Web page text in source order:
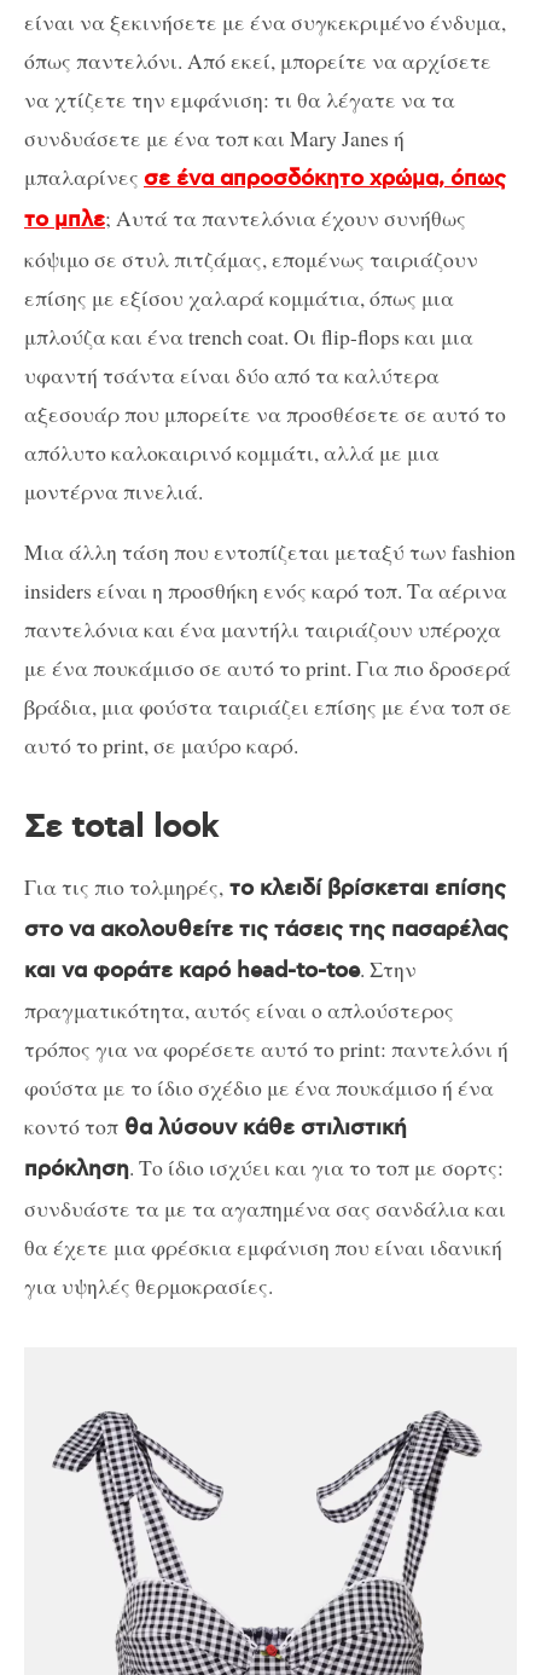
είναι να ξεκινήσετε με ένα συγκεκριμένο ένδυμα,
όπως παντελόνι. Από εκεί, μπορείτε να αρχίσετε
να χτίζετε την εμφάνιση: τι θα λέγατε να τα
συνδυάσετε με ένα τοπ και Mary Janes ή
μπαλαρίνες σε ένα απροσδόκητο χρώμα, όπως
το μπλε; Αυτά τα παντελόνια έχουν συνήθως
κόψιμο σε στυλ πιτζάμας, επομένως ταιριάζουν
επίσης με εξίσου χαλαρά κομμάτια, όπως μια
μπλούζα και ένα trench coat. Οι flip-flops και μια
υφαντή τσάντα είναι δύο από τα καλύτερα
αξεσουάρ που μπορείτε να προσθέσετε σε αυτό το
απόλυτο καλοκαιρινό κομμάτι, αλλά με μια
μοντέρνα πινελιά.
Μια άλλη τάση που εντοπίζεται μεταξύ των fashion
insiders είναι η προσθήκη ενός καρό τοπ. Τα αέρινα
παντελόνια και ένα μαντήλι ταιριάζουν υπέροχα
με ένα πουκάμισο σε αυτό το print. Για πιο δροσερά
βράδια, μια φούστα ταιριάζει επίσης με ένα τοπ σε
αυτό το print, σε μαύρο καρό.
Σε total look
Για τις πιο τολμηρές, το κλειδί βρίσκεται επίσης
στο να ακολουθείτε τις τάσεις της πασαρέλας
και να φοράτε καρό head-to-toe. Στην
πραγματικότητα, αυτός είναι ο απλούστερος
τρόπος για να φορέσετε αυτό το print: παντελόνι ή
φούστα με το ίδιο σχέδιο με ένα πουκάμισο ή ένα
κοντό τοπ θα λύσουν κάθε στιλιστική
πρόκληση. Το ίδιο ισχύει και για το τοπ με σορτς:
συνδυάστε τα με τα αγαπημένα σας σανδάλια και
θα έχετε μια φρέσκια εμφάνιση που είναι ιδανική
για υψηλές θερμοκρασίες.